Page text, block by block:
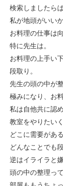
検索しましたら
私が地頭がいい
お料理の仕事は
特に先生は。
お料理の上手い
段取り。
先生の頭の中が
極みになり、お
私は自他共に認
教室をやりたい
どこに需要がある
どんなことでも
逆はイライラと
頭の中の整理っ